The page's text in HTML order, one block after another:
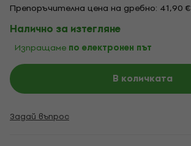
Препоръчителна цена на дребно: 41,90 €
Налично за изтегляне
Изпращаме по електронен път
В количката
Задай въпрос